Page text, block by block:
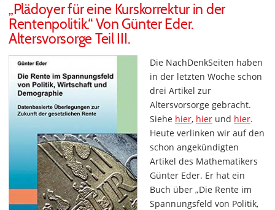
„Plädoyer für eine Kurskorrektur in der
Rentenpolitik.“ Von Günter Eder.
Altersvorsorge Teil III.
Die NachDenkSeiten haben
in der letzten Woche schon
drei Artikel zur
Altersvorsorge gebracht.
Siehe hier, hier und hier.
Heute verlinken wir auf den
schon angekündigten
Artikel des Mathematikers
Günter Eder. Er hat ein
Buch über „Die Rente im
Spannungsfeld von Politik,